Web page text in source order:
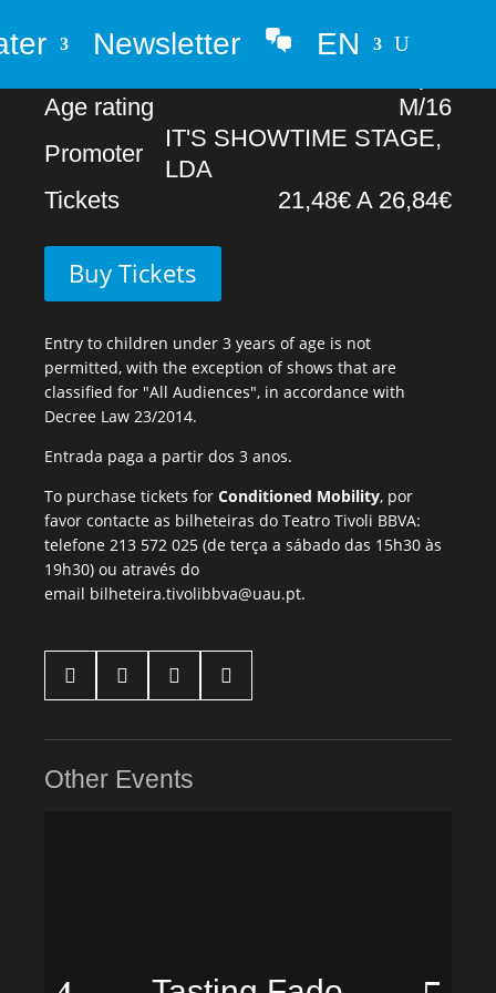
Newsletter Whatsapp
EN
Opening doors
8pm
Age rating
M/16
Promoter
IT'S SHOWTIME STAGE,
LDA
Tickets
21,48€ A 26,84€
Buy Tickets
Entry to children under 3 years of age is not
permitted, with the exception of shows that are
classified for "All Audiences", in accordance with
Decree Law 23/2014.
Entrada paga a partir dos 3 anos.
To purchase tickets forConditioned Mobility, por
favor contacte as bilheteiras do Teatro Tivoli BBVA:
telefone 213 572 025 (de terça a sábado das 15h30 às
19h30) ou através do
email bilheteira.tivolibbva@uau.pt.
   
Other Events